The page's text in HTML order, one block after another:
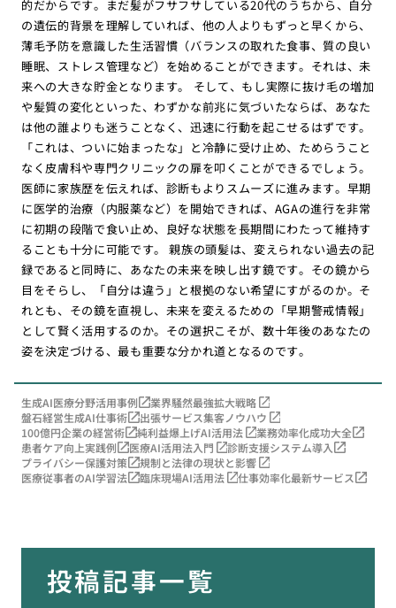
的だからです。まだ髪がフサフサしている20代のうちから、自分
の遺伝的背景を理解していれば、他の人よりもずっと早くから、
薄毛予防を意識した生活習慣（バランスの取れた食事、質の良い
睡眠、ストレス管理など）を始めることができます。それは、未
来への大きな貯金となります。 そして、もし実際に抜け毛の増加
や髪質の変化といった、わずかな前兆に気づいたならば、あなた
は他の誰よりも迷うことなく、迅速に行動を起こせるはずです。
「これは、ついに始まったな」と冷静に受け止め、ためらうこと
なく皮膚科や専門クリニックの扉を叩くことができるでしょう。
医師に家族歴を伝えれば、診断もよりスムーズに進みます。早期
に医学的治療（内服薬など）を開始できれば、AGAの進行を非常
に初期の段階で食い止め、良好な状態を長期間にわたって維持す
ることも十分に可能です。 親族の頭髪は、変えられない過去の記
録であると同時に、あなたの未来を映し出す鏡です。その鏡から
目をそらし、「自分は違う」と根拠のない希望にすがるのか。そ
れとも、その鏡を直視し、未来を変えるための「早期警戒情報」
として賢く活用するのか。その選択こそが、数十年後のあなたの
姿を決定づける、最も重要な分かれ道となるのです。
生成AI医療分野活用事例
業界騒然最強拡大戦略
盤石経営生成AI仕事術
出張サービス集客ノウハウ
100億円企業の経営術
純利益爆上げAI活用法
業務効率化成功大全
患者ケア向上実践例
医療AI活用法入門
診断支援システム導入
プライバシー保護対策
規制と法律の現状と影響
医療従事者のAI学習法
臨床現場AI活用法 仕事効率化最新サービス
投稿記事一覧